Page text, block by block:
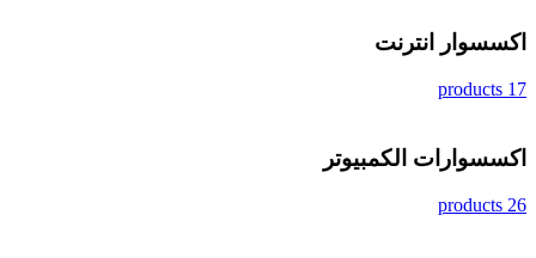
اكسسوار انترنت
17 products
اكسسوارات الكمبيوتر
26 products